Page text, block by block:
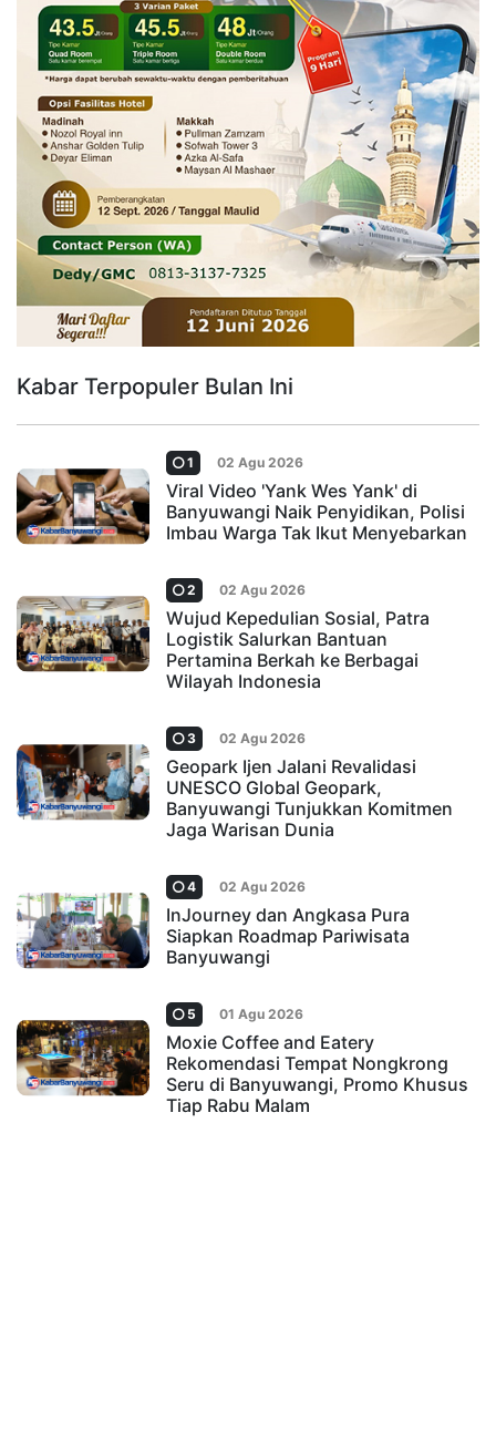
Kabar Terpopuler Bulan Ini
1 02 Agu 2026
Viral Video 'Yank Wes Yank' di
Banyuwangi Naik Penyidikan, Polisi
Imbau Warga Tak Ikut Menyebarkan
2 02 Agu 2026
Wujud Kepedulian Sosial, Patra
Logistik Salurkan Bantuan
Pertamina Berkah ke Berbagai
Wilayah Indonesia
3 02 Agu 2026
Geopark Ijen Jalani Revalidasi
UNESCO Global Geopark,
Banyuwangi Tunjukkan Komitmen
Jaga Warisan Dunia
4 02 Agu 2026
InJourney dan Angkasa Pura
Siapkan Roadmap Pariwisata
Banyuwangi
5 01 Agu 2026
Moxie Coffee and Eatery
Rekomendasi Tempat Nongkrong
Seru di Banyuwangi, Promo Khusus
Tiap Rabu Malam